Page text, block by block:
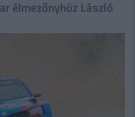
élmezőnyhöz László